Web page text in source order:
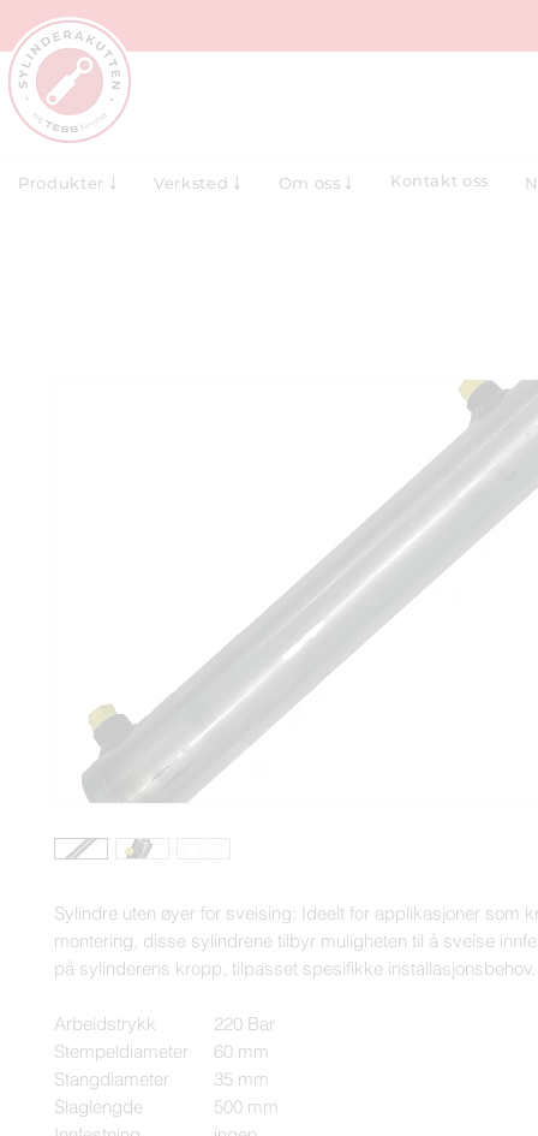
Produkter ￬ Verksted ￬ Om oss ￬ Kontakt oss
Sylindre uten øyer for sveising: Ideelt for applikasjoner som
montering, disse sylindrene tilbyr muligheten til å sveise
på sylinderens kropp, tilpasset spesifikke installasjonsbehov.
Arbeidstrykk
220 Bar
Stempeldiameter
60 mm
Stangdiameter
35 mm
Slaglengde
500 mm